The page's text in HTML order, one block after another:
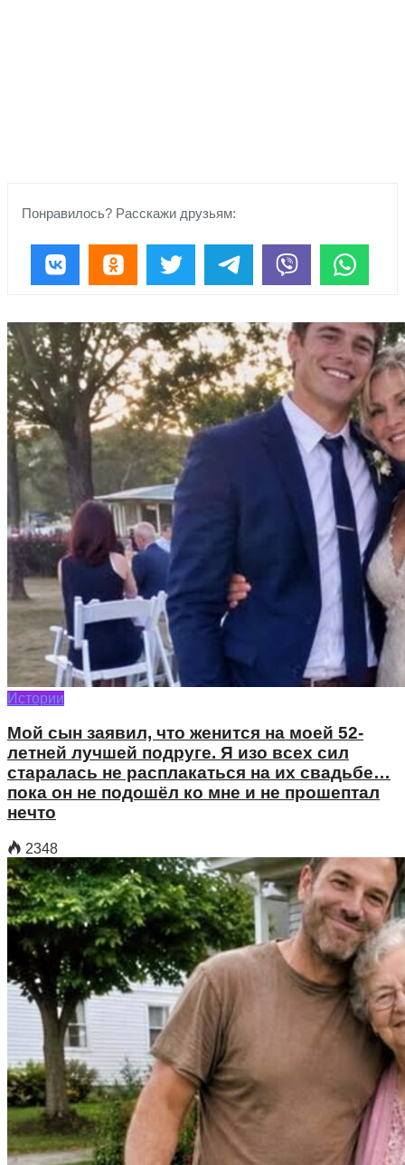
Понравилось? Расскажи друзьям:
Истории
Мой сын заявил, что женится на моей 52-
летней лучшей подруге. Я изо всех сил
старалась не расплакаться на их свадьбе…
пока он не подошёл ко мне и не прошептал
нечто
2348